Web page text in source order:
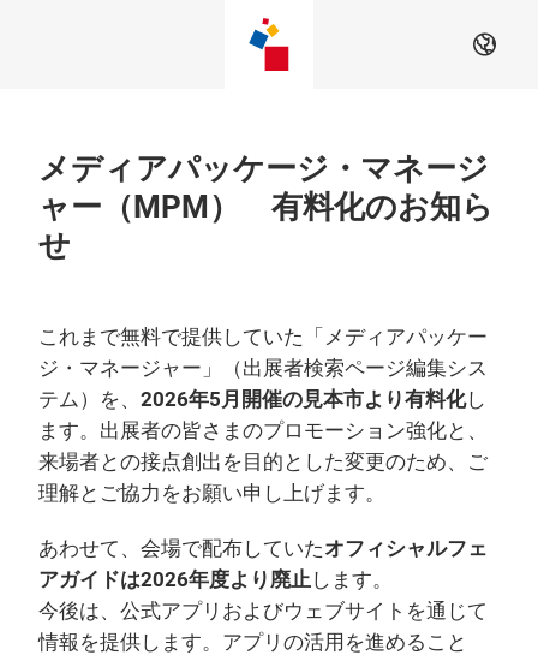
JA
メディアパッケージ・マネージ
ャー（MPM） 有料化のお知ら
せ
これまで無料で提供していた「メディアパッケー
ジ・マネージャー」（出展者検索ページ編集シス
テム）を、 2026年5月開催の見本市より有料化し
ます。出展者の皆さまのプロモーション強化と、
来場者との接点創出を目的とした変更のため、ご
理解とご協力をお願い申し上げます。
あわせて、会場で配布していたオフィシャルフェ
アガイドは2026年度より廃止します。
今後は、公式アプリおよびウェブサイトを通じて
情報を提供します。アプリの活用を進めること